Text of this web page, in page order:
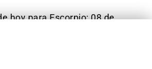
hoy para Escorpio: 08 de